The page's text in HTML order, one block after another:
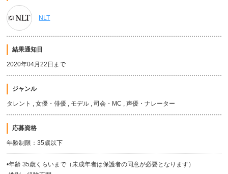
NLT
結果通知日
2020年04月22日まで
ジャンル
タレント , 女優・俳優 , モデル , 司会・MC , 声優・ナレーター
応募資格
年齢制限：35歳以下
•年齢 35歳くらいまで（未成年者は保護者の同意が必要となります）